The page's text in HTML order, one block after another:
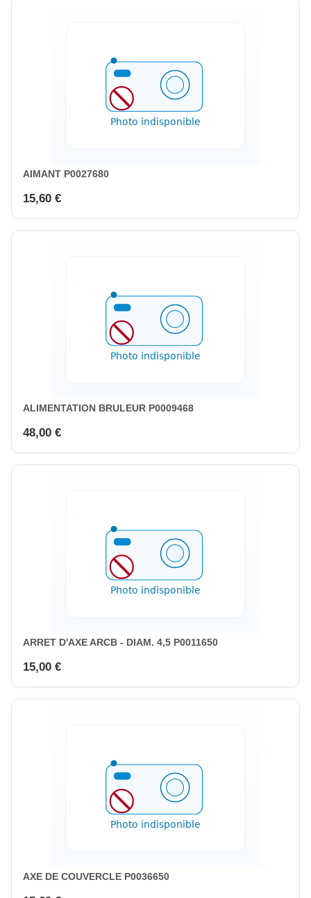
AIMANT P0027680
15,60 €
ALIMENTATION BRULEUR P0009468
48,00 €
ARRET D'AXE ARCB - DIAM. 4,5 P0011650
15,00 €
AXE DE COUVERCLE P0036650